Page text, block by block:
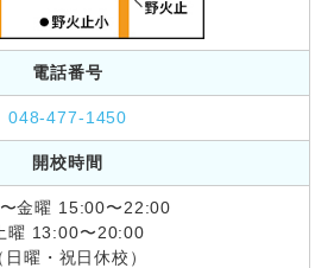
電話番号
048-477-1450
開校時間
〜金曜 15:00〜22:00
曜 13:00〜20:00
日曜・祝日休校）